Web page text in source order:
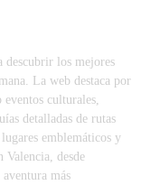
los mejores
La web destaca por
culturales,
detalladas de rutas
emblemáticos y
Valencia, desde
más